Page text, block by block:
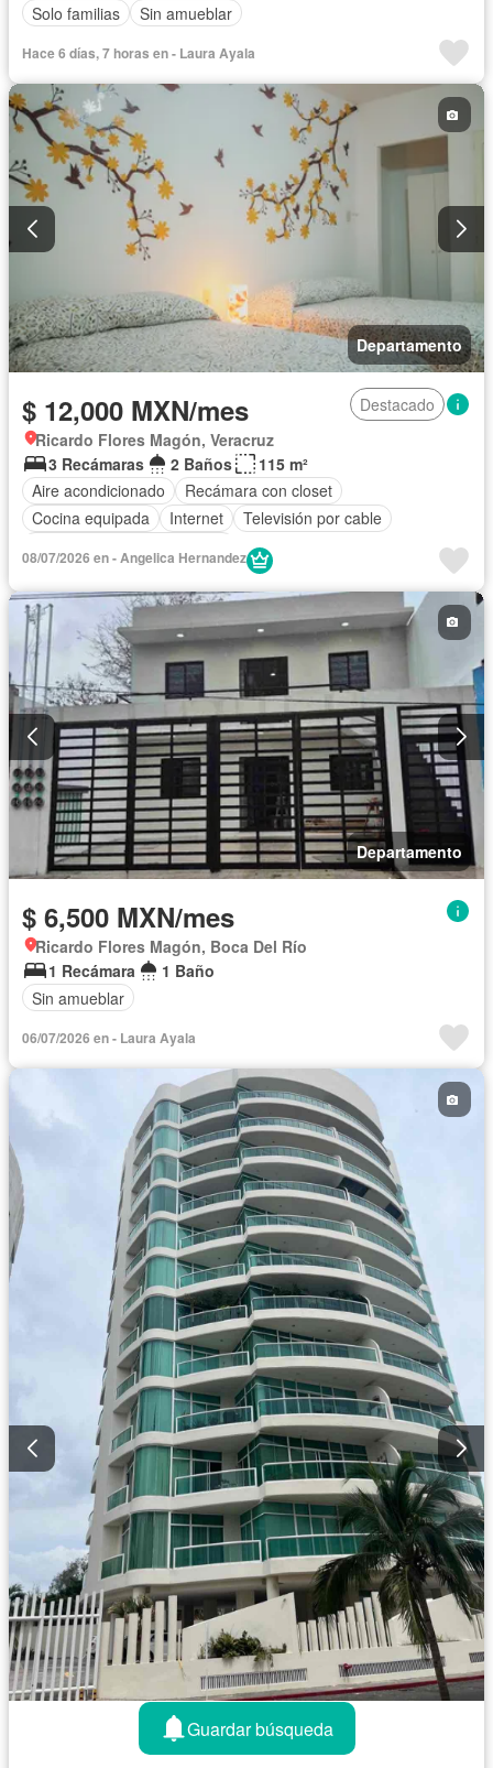
Solo familias
Sin amueblar
Hace 6 días, 7 horas en - Laura Ayala
Departamento
$ 12,000 MXN/mes
Destacado
Ricardo Flores Magón, Veracruz
3 Recámaras
2 Baños
115 m²
Aire acondicionado
Recámara con closet
Cocina equipada
Internet
Televisión por cable
08/07/2026 en - Angelica Hernandez
Departamento
$ 6,500 MXN/mes
Ricardo Flores Magón, Boca Del Río
1 Recámara
1 Baño
Sin amueblar
06/07/2026 en - Laura Ayala
Guardar búsqueda